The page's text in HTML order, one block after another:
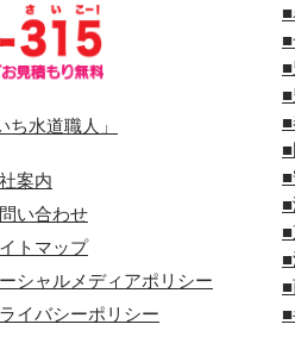
水道職人」
案内
い合わせ
トマップ
シャルメディアポリシー
イバシーポリシー